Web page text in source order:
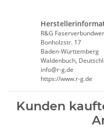
R&G
Bonholzstr. 17
Baden-Württemberg
Waldenbuch,
info@r-g.de
https://www.r-g.de
Kunden